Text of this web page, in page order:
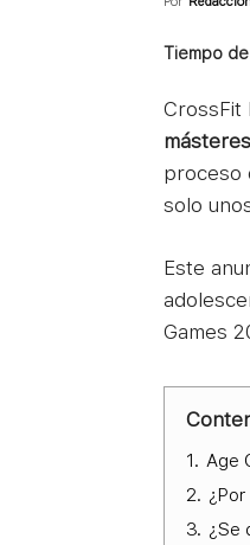
Tiempo
CrossFit
proceso
solo
Este
Games
1. Age
2.
3. ¿Se